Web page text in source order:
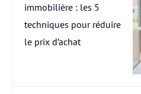
immobilière : les 5
techniques pour réduire
le prix d’achat